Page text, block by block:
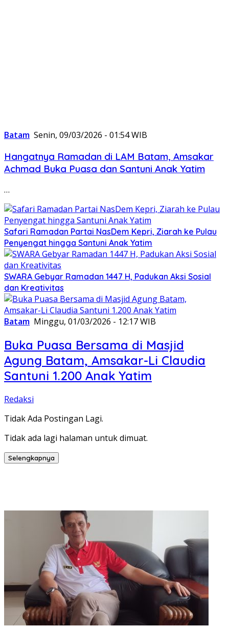
Batam Senin, 09/03/2026 - 01:54 WIB
Hangatnya Ramadan di LAM Batam, Amsakar
Achmad Buka Puasa dan Santuni Anak Yatim
…
Safari Ramadan Partai NasDem Kepri, Ziarah ke Pulau
Penyengat hingga Santuni Anak Yatim
SWARA Gebyar Ramadan 1447 H, Padukan Aksi Sosial
dan Kreativitas
Batam Minggu, 01/03/2026 - 12:17 WIB
Buka Puasa Bersama di Masjid
Agung Batam, Amsakar-Li Claudia
Santuni 1.200 Anak Yatim
Redaksi
Tidak Ada Postingan Lagi.
Tidak ada lagi halaman untuk dimuat.
Selengkapnya